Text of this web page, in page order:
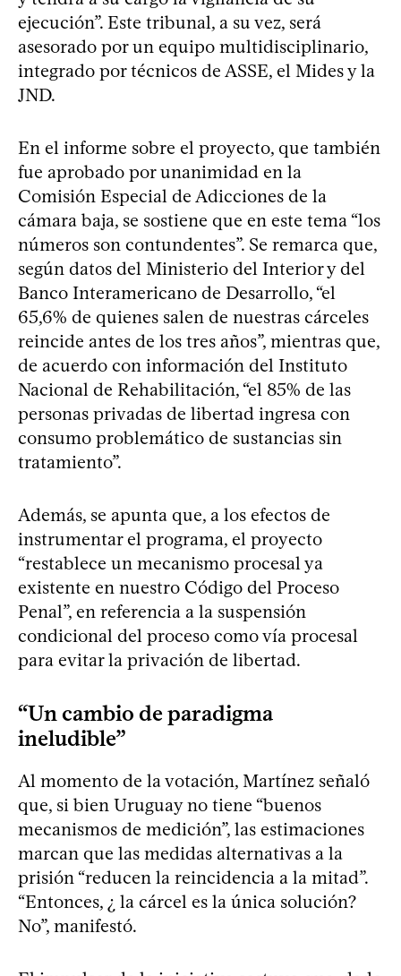
ejecución”. Este tribunal, a su vez, será
asesorado por un equipo multidisciplinario,
integrado por técnicos de ASSE, el Mides y la
JND.
En el informe sobre el proyecto, que también
fue aprobado por unanimidad en la
Comisión Especial de Adicciones de la
cámara baja, se sostiene que en este tema “los
números son contundentes”. Se remarca que,
según datos del Ministerio del Interior y del
Banco Interamericano de Desarrollo, “el
65,6% de quienes salen de nuestras cárceles
reincide antes de los tres años”, mientras que,
de acuerdo con información del Instituto
Nacional de Rehabilitación, “el 85% de las
personas privadas de libertad ingresa con
consumo problemático de sustancias sin
tratamiento”.
Además, se apunta que, a los efectos de
instrumentar el programa, el proyecto
“restablece un mecanismo procesal ya
existente en nuestro Código del Proceso
Penal”, en referencia a la suspensión
condicional del proceso como vía procesal
para evitar la privación de libertad.
“Un cambio de paradigma
ineludible”
Al momento de la votación, Martínez señaló
que, si bien Uruguay no tiene “buenos
mecanismos de medición”, las estimaciones
marcan que las medidas alternativas a la
prisión “reducen la reincidencia a la mitad”.
“Entonces, ¿ la cárcel es la única solución?
No”, manifestó.